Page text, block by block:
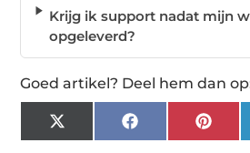
Krijg ik support nadat mijn
opgeleverd?
Goed artikel? Deel hem dan
X
(Twitter)
Facebook